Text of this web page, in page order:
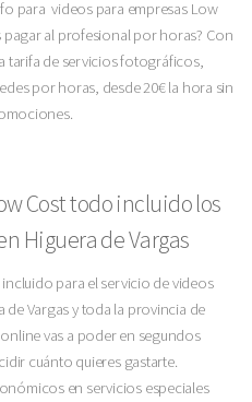
para videos para empresas Low
pagar al profesional por horas? Con
tarifa de servicios fotográficos,
por horas, desde 20€ la hora sin
Cost todo incluido los
Higuera de Vargas
para el servicio de videos
de Vargas y toda la provincia de
vas a poder en segundos
cuánto quieres gastarte.
en servicios especiales